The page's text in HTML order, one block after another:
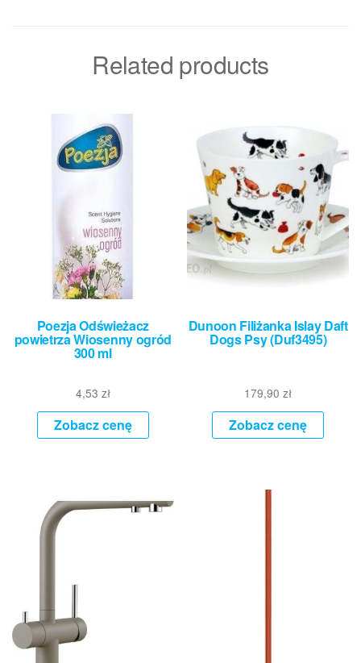
Related products
Poezja Odświeżacz
powietrza Wiosenny ogród
300 ml
4,53 zł
Zobacz cenę
Dunoon Filiżanka Islay Daft
Dogs Psy (Duf3495)
179,90zł
Zobacz cenę